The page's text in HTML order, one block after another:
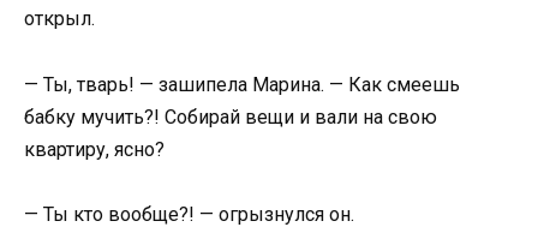
открыл.
— Ты, тварь! — зашипела Марина. — Как смеешь
бабку мучить?! Собирай вещи и вали на свою
квартиру, ясно?
— Ты кто вообще?! — огрызнулся он.